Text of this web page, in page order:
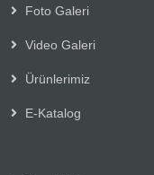
Foto Galeri
Video Galeri
Ürünlerimiz
E-Katalog